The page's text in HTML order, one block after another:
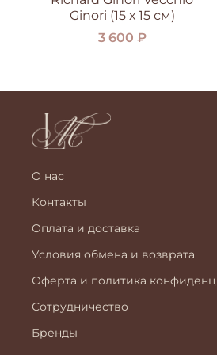
Ginori (15 х 15 см)
3 600 ₽
О нас
Контакты
Оплата и доставка
Условия обмена и возврата
Оферта и политика
Сотрудничество
Бренды